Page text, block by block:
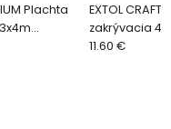
Plachta
EXTOL CRAFT
zakrývacia
100g/m2 16125
11.60 €